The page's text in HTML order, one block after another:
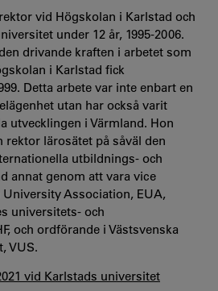
vid Högskolan i Karlstad och
under 12 år, 1995-2006.
drivande kraften i arbetet som
i Karlstad fick
Detta arbete var inte enbart en
utan har också varit
utvecklingen i Värmland. Hon
lärosätet på såväl den
utbildnings- och
annat genom att vara vice
Association, EUA,
universitets- och
och ordförande i Västsvenska
VUS.
vid Karlstads universitet